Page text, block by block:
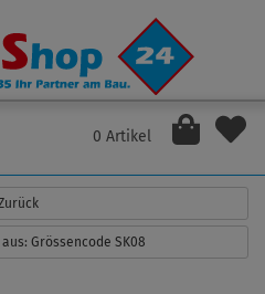
0 Artikel
Grössencode SK08